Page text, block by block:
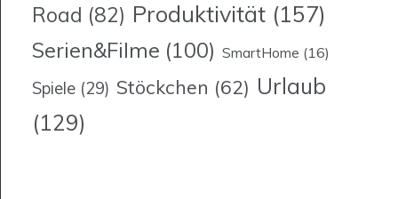
Road (82) Produktivität (157)
Serien&Filme (100) SmartHome (16)
Spiele (29) Stöckchen (62) Urlaub
(129)